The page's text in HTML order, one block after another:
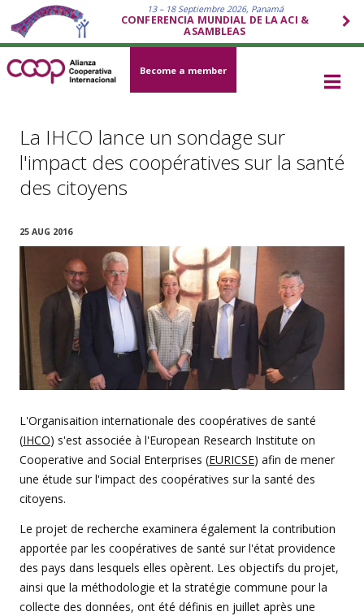
13 – 18 Septiembre 2026, Panamá
CONFERENCIA MUNDIAL DE LA ACI &
ASAMBLEAS
Become a member
La IHCO lance un sondage sur
l'impact des coopératives sur la santé
des citoyens
25 AUG 2016
L'Organisaition internationale des coopératives de santé
(IHCO) s'est associée à l'European Research Institute on
Cooperative and Social Enterprises (EURICSE) afin de mener
une étude sur l'impact des coopératives sur la santé des
citoyens.
Le projet de recherche examinera également la contribution
apportée par les coopératives de santé sur l'état providence
des pays dans lesquels elles opèrent. Les objectifs du projet,
ainsi que la méthodologie et la stratégie commune pour la
collecte des données, ont été définis en juillet après une